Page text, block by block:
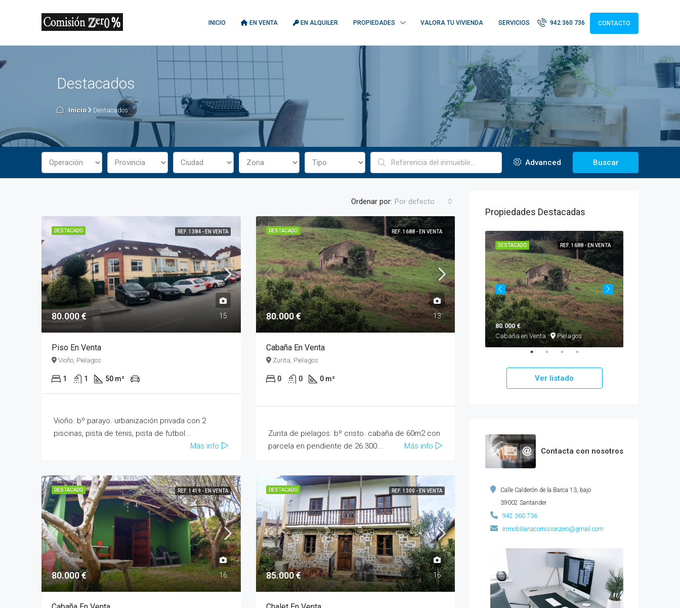
INICIO EN VENTA EN ALQUILER PROPIEDADES VALORA TU VIVIENDA SERVICIOS 942 360 736 CONTACTO
Destacados
Inicio Destacados
Advanced Buscar
Ordenar por: Por defecto
DESTACADO REF. 1384 - EN VENTA
80.000 € 15
Piso En Venta
Vioño, Pielagos
1 1 50 m²
Vioño. bº parayo. urbanización privada con 2
piscinas, pista de tenis, pista de futbol...
Más info
DESTACADO REF. 1688 - EN VENTA
80.000 € 13
Cabaña En Venta
Zurita, Pielagos
0 0 0 m²
Zurita de pielagos. bº cristo. cabaña de 60m2 con
parcela en pendiente de 26.300...
Más info
DESTACADO REF. 1419 - EN VENTA
80.000 € 16
DESTACADO REF. 1300 - EN VENTA
85.000 € 16
Propiedades Destacadas
REF. 1504 - EN VENTA
DESTACADO
85.000 €
REF. 1688 - EN VENTA
DESTACADO
80.000 €
Cabaña en Venta
Pielagos
Ver listado
Contacta con nosotros
Calle Calderón de la Barca 13, bajo
39002 Santander
942 360 736
inmobiliariacomisionzero@gmail.com